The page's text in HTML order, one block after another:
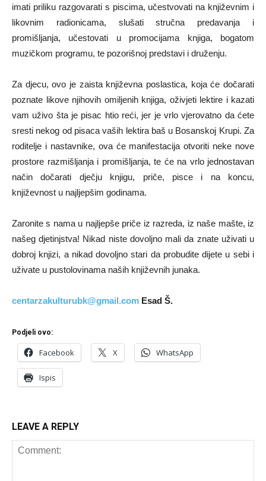
imati priliku razgovarati s piscima, učestvovati na književnim i
likovnim radionicama, slušati stručna predavanja i
promišljanja, učestovati u promocijama knjiga, bogatom
muzičkom programu, te pozorišnoj predstavi i druženju.
Za djecu, ovo je zaista književna poslastica, koja će dočarati
poznate likove njihovih omiljenih knjiga, oživjeti lektire i kazati
vam uživo šta je pisac htio reći, jer je vrlo vjerovatno da ćete
sresti nekog od pisaca vaših lektira baš u Bosanskoj Krupi. Za
roditelje i nastavnike, ova će manifestacija otvoriti neke nove
prostore razmišljanja i promišljanja, te će na vrlo jednostavan
način dočarati dječju knjigu, priče, pisce i na koncu,
književnost u najljepšim godinama.
Zaronite s nama u najljepše priče iz razreda, iz naše mašte, iz
našeg djetinjstva! Nikad niste dovoljno mali da znate uživati u
dobroj knjizi, a nikad dovoljno stari da probudite dijete u sebi i
uživate u pustolovinama naših književnih junaka.
centarzakulturubk@gmail.com Esad Š.
Podjeli ovo:
Facebook X WhatsApp
Ispis
LEAVE A REPLY